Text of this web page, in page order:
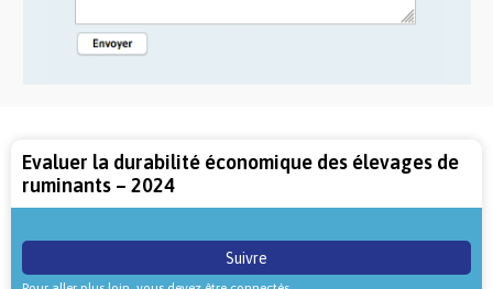
Evaluer la durabilité économique des élevages de
ruminants – 2024
Suivre